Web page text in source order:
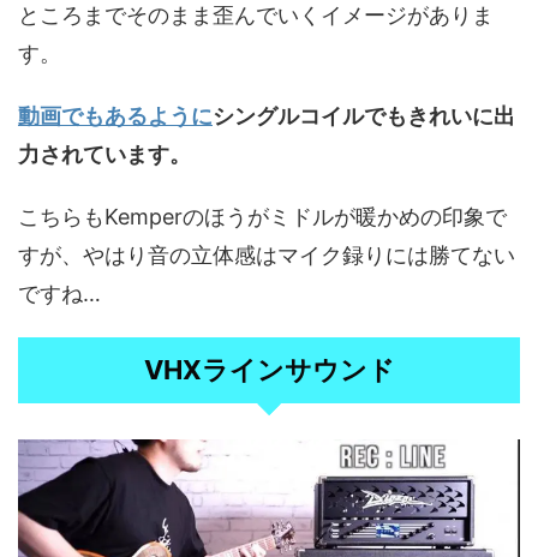
ところまでそのまま歪んでいくイメージがありま
す。
動画でもあるようにシングルコイルでもきれいに出
力されています。
こちらもKemperのほうがミドルが暖かめの印象で
すが、やはり音の立体感はマイク録りには勝てない
ですね…
VHXラインサウンド